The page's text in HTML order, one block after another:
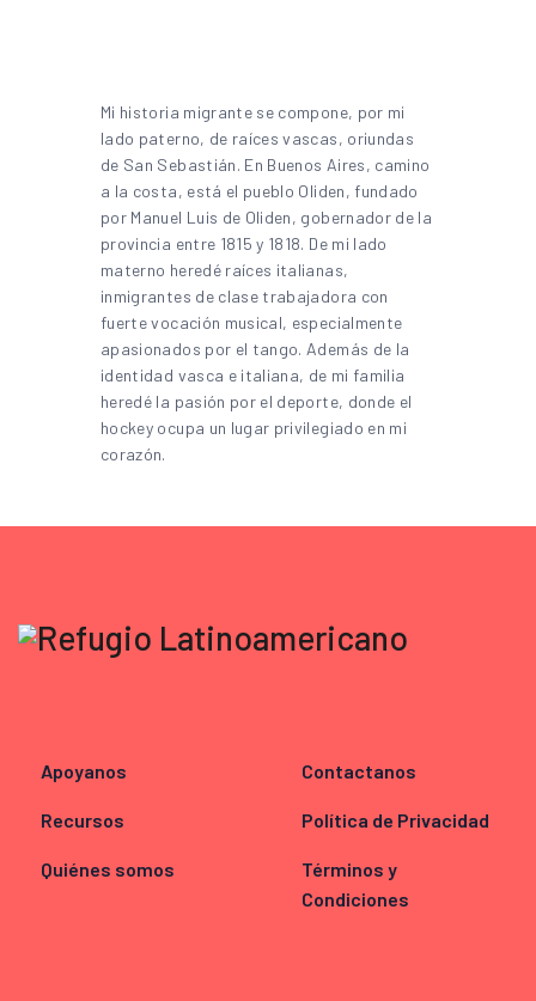
Mi historia migrante se compone, por mi
lado paterno, de raíces vascas, oriundas
de San Sebastián. En Buenos Aires, camino
a la costa, está el pueblo Oliden, fundado
por Manuel Luis de Oliden, gobernador de la
provincia entre 1815 y 1818. De mi lado
materno heredé raíces italianas,
inmigrantes de clase trabajadora con
fuerte vocación musical, especialmente
apasionados por el tango. Además de la
identidad vasca e italiana, de mi familia
heredé la pasión por el deporte, donde el
hockey ocupa un lugar privilegiado en mi
corazón.
Apoyanos
Recursos
Quiénes somos
Contactanos
Política de Privacidad
Términos y
Condiciones